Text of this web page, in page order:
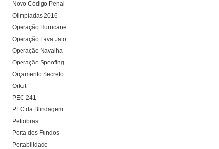
Novo Código Penal
Olimpíadas 2016
Operação Hurricane
Operação Lava Jato
Operação Navalha
Operação Spoofing
Orçamento Secreto
Orkut
PEC 241
PEC da Blindagem
Petrobras
Porta dos Fundos
Portabilidade